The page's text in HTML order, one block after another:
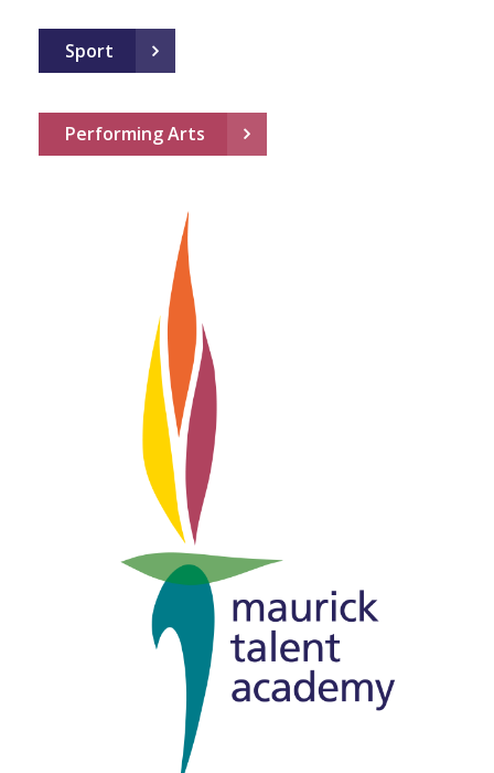
Sport
Performing Arts